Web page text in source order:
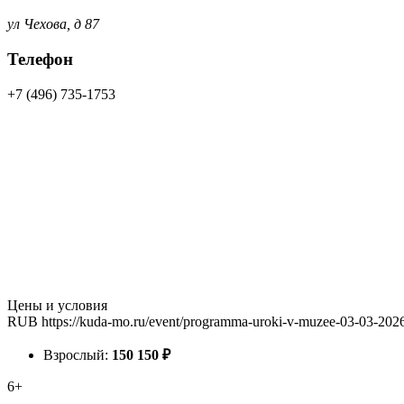
ул Чехова, д 87
Телефон
+7 (496) 735-1753
Цены и условия
RUB https://kuda-mo.ru/event/programma-uroki-v-muzee-03-03-
Взрослый: 150 150 ₽
6+